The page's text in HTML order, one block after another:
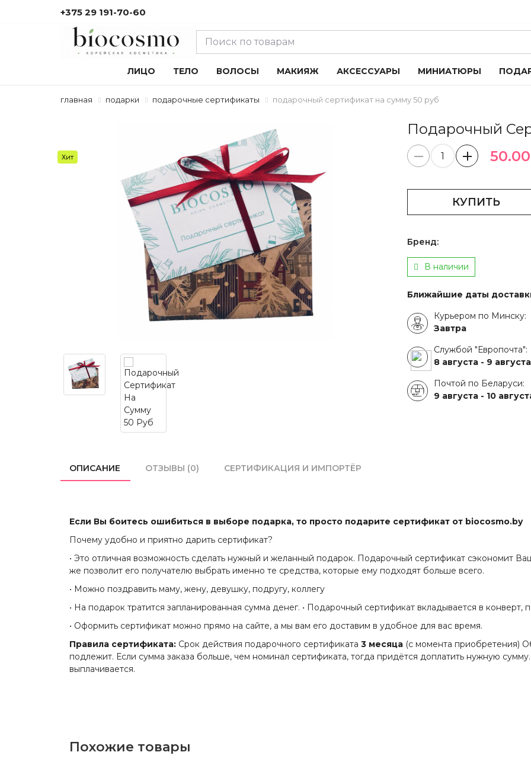
+375 29 191-70-60
ЛИЦО ТЕЛО ВОЛОСЫ МАКИЯЖ АКСЕССУАРЫ МИНИАТЮРЫ
главная подарки подарочные сертификаты подарочный сертификат на сумму 50 руб
Хит
Подарочный
КУПИТЬ
Бренд:
В наличии
Ближайшие даты
Курьером по Минску:
Завтра
Службой "Европочта":
8 августа - 9 августа
Почтой по Беларуси:
9 августа - 10
ОПИСАНИЕ ОТЗЫВЫ (0) СЕРТИФИКАЦИЯ И ИМПОРТЁР
Если Вы боитесь ошибиться в выборе подарка, то просто подарите сертификат от biocosmo.by
Почему удобно и приятно дарить сертификат?
• Это отличная возможность сделать нужный и желанный подарок. Подарочный сертификат сэкономит
же позволит его получателю выбрать именно те средства, которые ему подходят больше всего.
• Можно поздравить маму, жену, девушку, подругу, коллегу
• На подарок тратится запланированная сумма денег. • Подарочный сертификат вкладывается в конверт,
• Оформить сертификат можно прямо на сайте, а мы вам его доставим в удобное для вас время.
Правила сертификата: Срок действия подарочного сертификата 3 месяца (с момента приобретения)
подлежит. Если сумма заказа больше, чем номинал сертификата, тогда придётся доплатить нужную
выплачивается.
Похожие товары